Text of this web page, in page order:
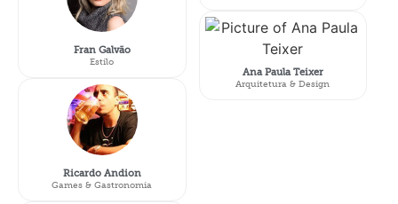
Fran Galvão
Estilo
Ricardo Andion
Games & Gastronomia
Ana Paula Teixer
Arquitetura & Design